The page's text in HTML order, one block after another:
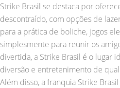
Strike Brasil se destaca por
descontraído, com opções de
para a prática de boliche, jogos
simplesmente para reunir os
divertida, a Strike Brasil é o lugar
diversão e entretenimento de
Além disso, a franquia Strike